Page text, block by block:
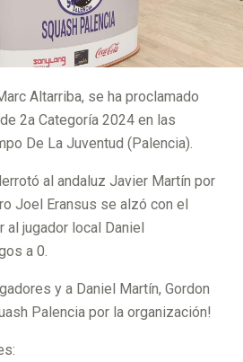
Altarriba, se ha proclamado
2a Categoría 2024 en las
De La Juventud (Palencia).
al andaluz Javier Martín por
Joel Eransus se alzó con el
jugador local Daniel
a 0.
y a Daniel Martín, Gordon
Palencia por la organización!
JC
DSA